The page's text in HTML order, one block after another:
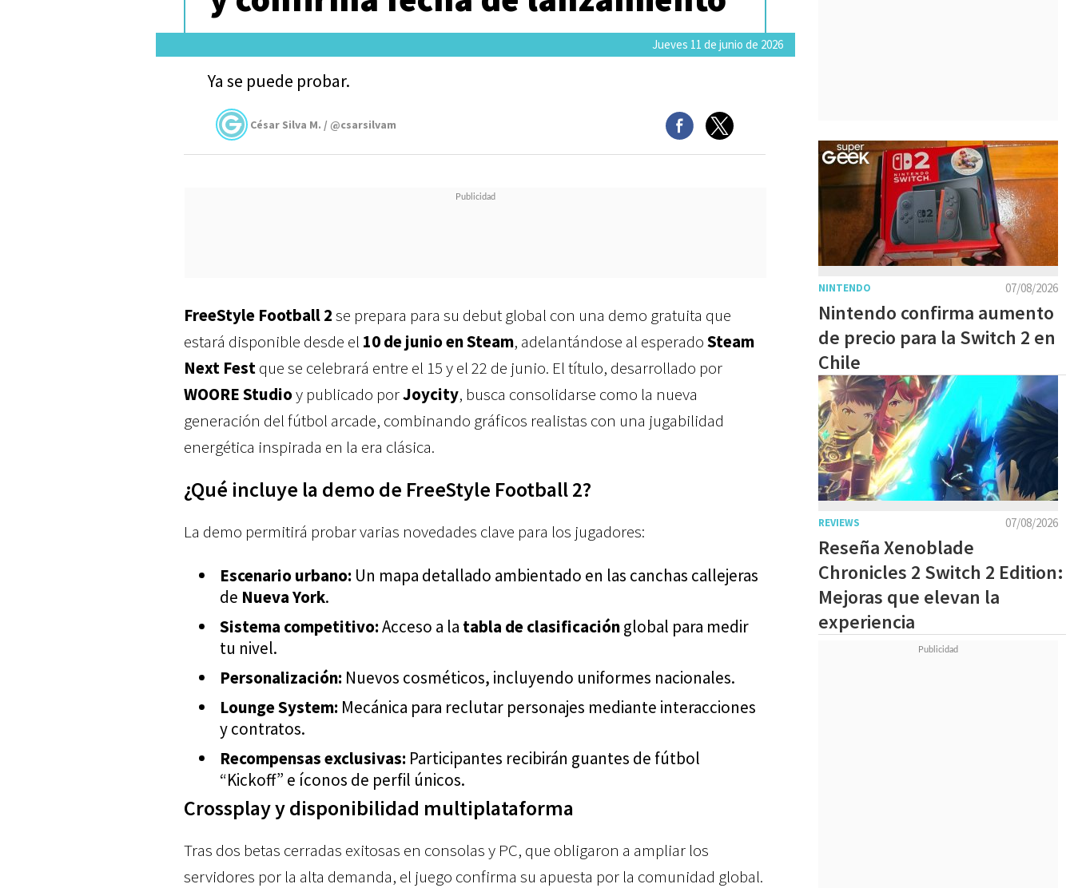
Jueves 11 de junio de 2026
Ya se puede probar.
César Silva M. / @csarsilvam
FreeStyle Football 2se prepara para su debut global con una demo gratuita que
estará disponible desde el 10 de junio en Steam, adelantándose al esperadoSteam
Next Festque se celebrará entre el 15 y el 22 de junio. El título, desarrollado por
WOORE Studioy publicado porJoycity, busca consolidarse como la nueva
generación del fútbol arcade, combinando gráficos realistas con una jugabilidad
energética inspirada en la era clásica.
¿Qué incluye la demo de FreeStyle Football 2?
La demo permitirá probar varias novedades clave para los jugadores:
Escenario urbano: Un mapa detallado ambientado en las canchas callejeras
de Nueva York.
Sistema competitivo:Acceso a la tabla de clasificaciónglobal para medir
tu nivel.
Personalización: Nuevos cosméticos, incluyendo uniformes nacionales.
Lounge System: Mecánica para reclutar personajes mediante interacciones
y contratos.
Recompensas exclusivas: Participantes recibirán guantes de fútbol
“Kickoff” e íconos de perfil únicos.
Crossplay y disponibilidad multiplataforma
Tras dos betas cerradas exitosas en consolas y PC, que obligaron a ampliar los
servidores por la alta demanda, el juego confirma su apuesta por la comunidad global.
07/08/2026
NINTENDO
Nintendo confirma aumento
de precio para la Switch 2 en
Chile
07/08/2026
REVIEWS
Reseña Xenoblade
Chronicles 2 Switch 2 Edition:
Mejoras que elevan la
experiencia